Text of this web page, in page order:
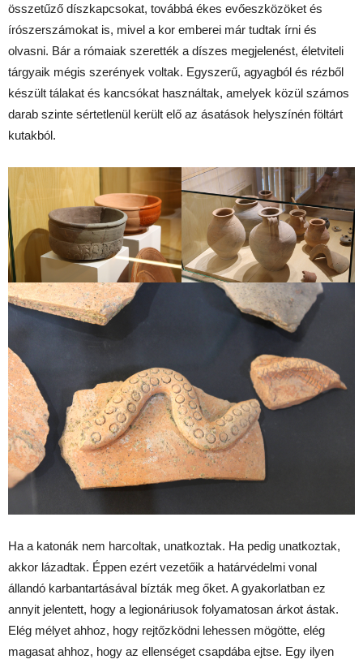
összetűző díszkapcsokat, továbbá ékes evőeszközöket és
írószerszámokat is, mivel a kor emberei már tudtak írni és
olvasni. Bár a rómaiak szerették a díszes megjelenést, életviteli
tárgyaik mégis szerények voltak. Egyszerű, agyagból és rézből
készült tálakat és kancsókat használtak, amelyek közül számos
darab szinte sértetlenül került elő az ásatások helyszínén föltárt
kutakból.
Ha a katonák nem harcoltak, unatkoztak. Ha pedig unatkoztak,
akkor lázadtak. Éppen ezért vezetőik a határvédelmi vonal
állandó karbantartásával bízták meg őket. A gyakorlatban ez
annyit jelentett, hogy a legionáriusok folyamatosan árkot ástak.
Elég mélyet ahhoz, hogy rejtőzködni lehessen mögötte, elég
magasat ahhoz, hogy az ellenséget csapdába ejtse. Egy ilyen